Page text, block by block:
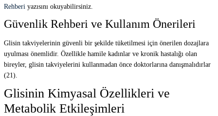
Rehberi yazısını okuyabilirsiniz.
Güvenlik Rehberi ve Kullanım Önerileri
Glisin takviyelerinin güvenli bir şekilde tüketilmesi için önerilen dozajlara
uyulması önemlidir. Özellikle hamile kadınlar ve kronik hastalığı olan
bireyler, glisin takviyelerini kullanmadan önce doktorlarına danışmalıdırlar
(21).
Glisinin Kimyasal Özellikleri ve
Metabolik Etkileşimleri